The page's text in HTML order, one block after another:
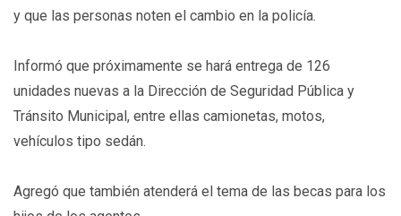
y que las personas noten el cambio en la policía.
Informó que próximamente se hará entrega de 126
unidades nuevas a la Dirección de Seguridad Pública y
Tránsito Municipal, entre ellas camionetas, motos,
vehículos tipo sedán.
Agregó que también atenderá el tema de las becas para los